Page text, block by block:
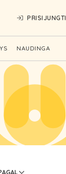
PRISIJUNGTI
NAUDINGA